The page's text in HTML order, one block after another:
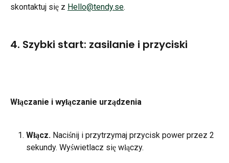
skontaktuj się z Hello@tendy.se.
4. Szybki start: zasilanie i przyciski
Włączanie i wyłączanie urządzenia
Włącz. Naciśnij i przytrzymaj przycisk power przez 2
sekundy. Wyświetlacz się włączy.